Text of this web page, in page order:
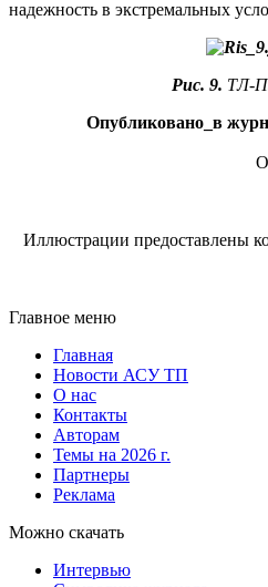
надежность в экстремальных
Рис. 9. ТЛ-
Опубликовано_в
Иллюстрации предоставлены
Главное меню
Главная
Новости АСУ ТП
О нас
Контакты
Авторам
Темы на 2026 г.
Партнеры
Реклама
Можно скачать
Интервью